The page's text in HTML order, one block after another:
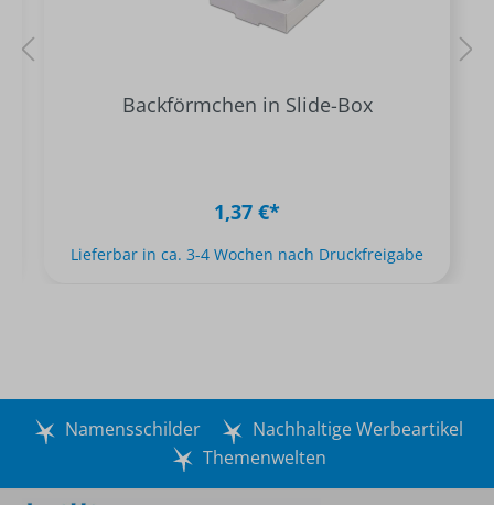
Backförmchen in Slide-Box
1,37 €*
Lieferbar in ca. 3-4 Wochen nach Druckfreigabe
Namensschilder
Nachhaltige Werbeartikel
Themenwelten